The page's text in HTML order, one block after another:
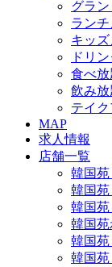
グラ
ラン
キッ
ドリ
食べ放
飲み放
テイ
MAP
求人情報
店舗一覧
韓国
韓国
韓国
韓国
韓国
韓国